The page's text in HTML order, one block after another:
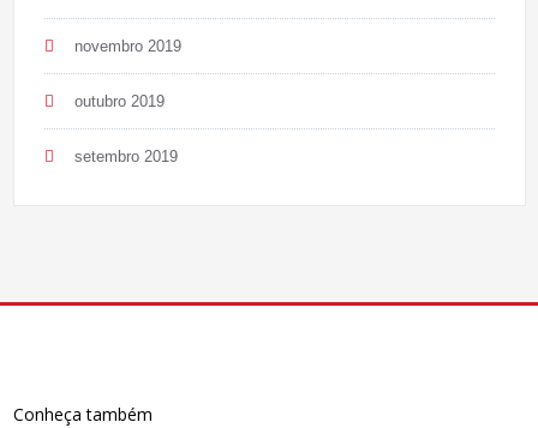
novembro 2019
outubro 2019
setembro 2019
Conheça também